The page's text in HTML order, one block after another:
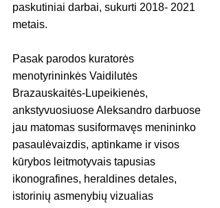
paskutiniai darbai, sukurti 2018- 2021
metais.
Pasak parodos kuratorės
menotyrininkės Vaidilutės
Brazauskaitės-Lupeikienės,
ankstyvuosiuose Aleksandro darbuose
jau matomas susiformavęs menininko
pasaulėvaizdis, aptinkame ir visos
kūrybos leitmotyvais tapusias
ikonografines, heraldines detales,
istorinių asmenybių vizualias